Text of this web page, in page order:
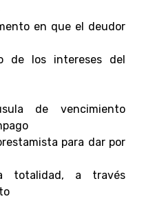
en que el deudor
de los intereses del
de vencimiento
para dar por
totalidad, a través